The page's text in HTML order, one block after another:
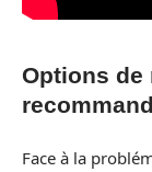
Options
Face à la